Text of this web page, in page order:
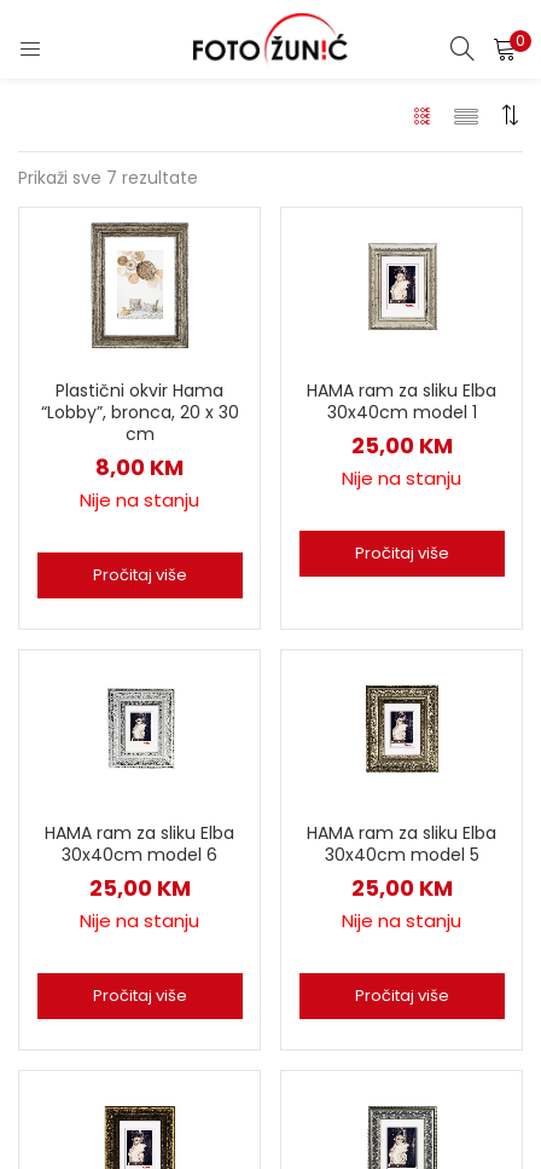
0
Prikaži sve 7 rezultate
Plastični okvir Hama
“Lobby”, bronca, 20 x 30
cm
8,00 KM
Nije na stanju
Pročitaj više
HAMA ram za sliku Elba
30x40cm model 1
25,00 KM
Nije na stanju
Pročitaj više
HAMA ram za sliku Elba
30x40cm model 6
25,00 KM
Nije na stanju
Pročitaj više
HAMA ram za sliku Elba
30x40cm model 5
25,00 KM
Nije na stanju
Pročitaj više